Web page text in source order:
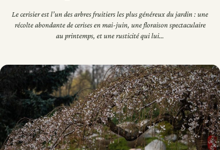
Le cerisier est l’un des arbres fruitiers les plus généreux du jardin : une
récolte abondante de cerises en mai-juin, une floraison spectaculaire
au printemps, et une rusticité qui lui…